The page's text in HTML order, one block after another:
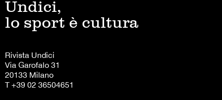
Undici,
lo sport è cultura
Rivista Undici
Via Garofalo 31
20133 Milano
T +39 02 36504651